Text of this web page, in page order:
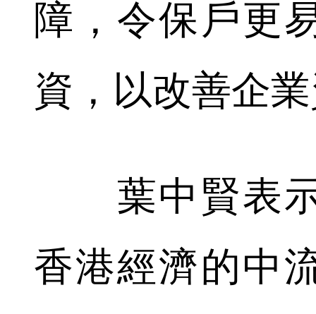
障，令保戶更
資，以改善企
葉中賢表示
香港經濟的中